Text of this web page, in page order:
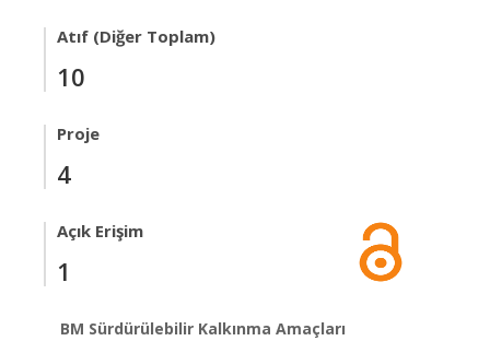
Atıf (Diğer Toplam)
10
Proje
4
Açık Erişim
1
BM Sürdürülebilir Kalkınma Amaçları